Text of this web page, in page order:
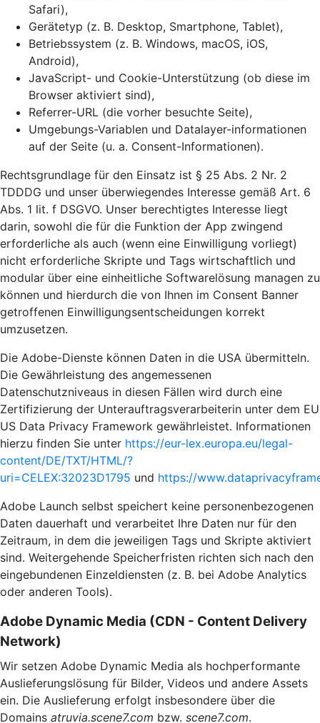
Safari),
Gerätetyp (z. B. Desktop, Smartphone, Tablet),
Betriebssystem (z. B. Windows, macOS, iOS,
Android),
JavaScript- und Cookie-Unterstützung (ob diese im
Browser aktiviert sind),
Referrer-URL (die vorher besuchte Seite),
Umgebungs-Variablen und Datalayer-informationen
auf der Seite (u. a. Consent-Informationen).
Rechtsgrundlage für den Einsatz ist § 25 Abs. 2 Nr. 2
TDDDG und unser überwiegendes Interesse gemäß Art. 6
Abs. 1 lit. f DSGVO. Unser berechtigtes Interesse liegt
darin, sowohl die für die Funktion der App zwingend
erforderliche als auch (wenn eine Einwilligung vorliegt)
nicht erforderliche Skripte und Tags wirtschaftlich und
modular über eine einheitliche Softwarelösung managen zu
können und hierdurch die von Ihnen im Consent Banner
getroffenen Einwilligungsentscheidungen korrekt
umzusetzen.
Die Adobe-Dienste können Daten in die USA übermitteln.
Die Gewährleistung des angemessenen
Datenschutzniveaus in diesen Fällen wird durch eine
Zertifizierung der Unterauftragsverarbeiterin unter dem EU
US Data Privacy Framework gewährleistet. Informationen
hierzu finden Sie unter https://eur-lex.europa.eu/legal-
content/DE/TXT/HTML/?
uri=CELEX:32023D1795 und https://
Adobe Launch selbst speichert keine personenbezogenen
Daten dauerhaft und verarbeitet Ihre Daten nur für den
Zeitraum, in dem die jeweiligen Tags und Skripte aktiviert
sind. Weitergehende Speicherfristen richten sich nach den
eingebundenen Einzeldiensten (z. B. bei Adobe Analytics
oder anderen Tools).
Adobe Dynamic Media (CDN - Content Delivery
Network)
Wir setzen Adobe Dynamic Media als hochperformante
Auslieferungslösung für Bilder, Videos und andere Assets
ein. Die Auslieferung erfolgt insbesondere über die
Domains atruvia.scene7.com bzw. scene7.com.